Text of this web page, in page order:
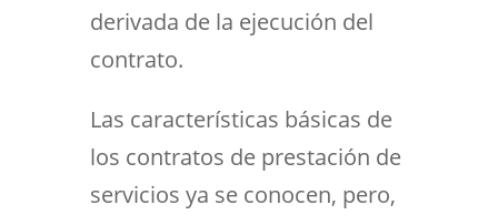
derivada de la ejecución del
contrato.
Las características básicas de
los contratos de prestación de
servicios ya se conocen, pero,